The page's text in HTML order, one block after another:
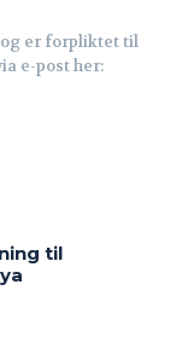
og er forpliktet til
e-post her:
til